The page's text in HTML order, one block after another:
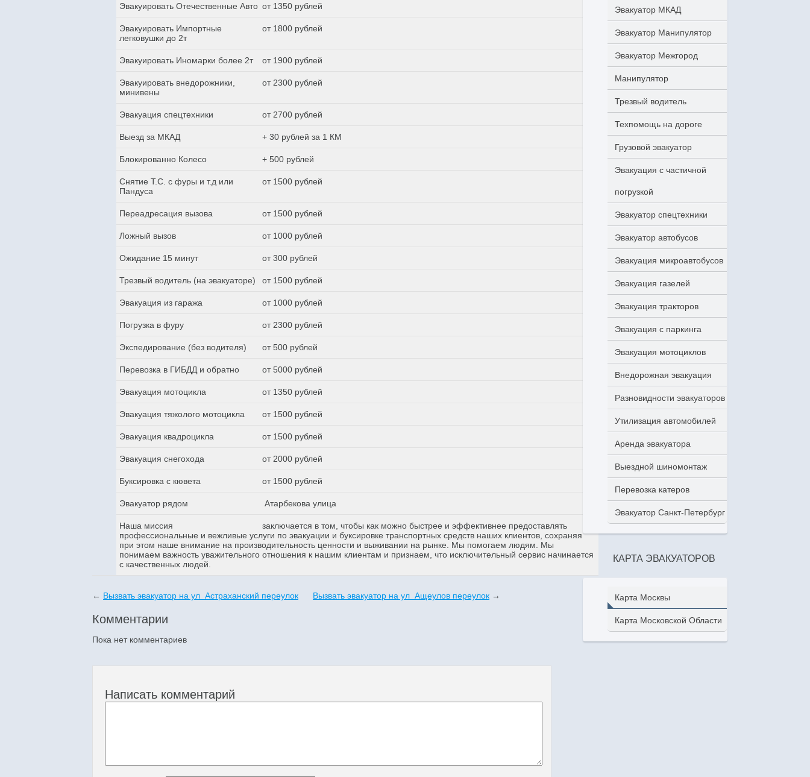
Эвакуировать Отечественные Авто от 1350 рублей
Эвакуировать Импортные
легковушки до 2т
от 1800 рублей
Эвакуировать Иномарки более 2т от 1900 рублей
Эвакуировать внедорожники,
минивены
от 2300 рублей
Эвакуация спецтехники от 2700 рублей
Выезд за МКАД + 30 рублей за 1 КМ
Блокированно Колесо + 500 рублей
Снятие Т.С. с фуры и т.д или
Пандуса
от 1500 рублей
Переадресация вызова от 1500 рублей
Ложный вызов от 1000 рублей
Ожидание 15 минут от 300 рублей
Трезвый водитель (на эвакуаторе) от 1500 рублей
Эвакуация из гаража от 1000 рублей
Погрузка в фуру от 2300 рублей
Экспедирование (без водителя) от 500 рублей
Перевозка в ГИБДД и обратно от 5000 рублей
Эвакуация мотоцикла от 1350 рублей
Эвакуация тяжолого мотоцикла от 1500 рублей
Эвакуация квадроцикла от 1500 рублей
Эвакуация снегохода от 2000 рублей
Буксировка с кювета от 1500 рублей
Эвакуатор рядом Атарбекова улица
Наша миссия
заключается в том, чтобы как можно быстрее и эффективнее предоставлять
профессиональные и вежливые услуги по эвакуации и буксировке транспортных средств наших клиентов, сохраняя
при этом наше внимание на производительность ценности и выживании на рынке. Мы помогаем людям. Мы
понимаем важность уважительного отношения к нашим клиентам и признаем, что исключительный сервис начинается
с качественных людей.
← Вызвать эвакуатор на ул Астраханский переулок Вызвать эвакуатор на ул Ащеулов переулок →
Комментарии
Пока нет комментариев
Написать комментарий
Эвакуатор МКАД
Эвакуатор Манипулятор
Эвакуатор Межгород
Манипулятор
Трезвый водитель
Техпомощь на дороге
Грузовой эвакуатор
Эвакуация с частичной
погрузкой
Эвакуатор спецтехники
Эвакуатор автобусов
Эвакуация микроавтобусов
Эвакуация газелей
Эвакуация тракторов
Эвакуация с паркинга
Эвакуация мотоциклов
Внедорожная эвакуация
Разновидности эвакуаторов
Утилизация автомобилей
Аренда эвакуатора
Выездной шиномонтаж
Перевозка катеров
Эвакуатор Санкт-Петербург
КАРТА ЭВАКУАТОРОВ
Карта Москвы
Карта Московской Области